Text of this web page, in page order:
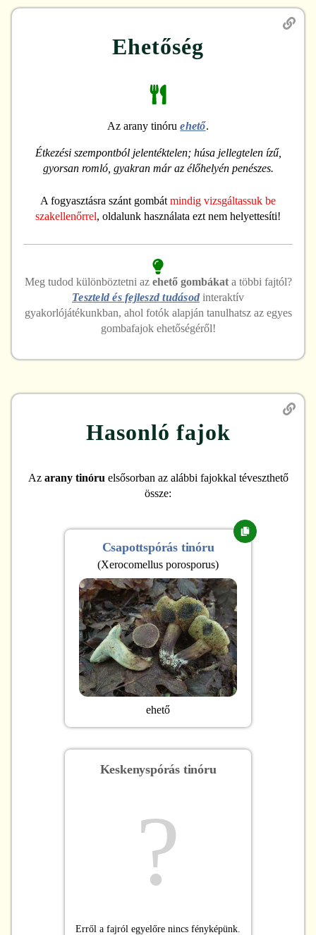
Ehetőség
Az arany tinóruehető.
Étkezési szempontból jelentéktelen; húsa jellegtelen ízű,
gyorsan romló, gyakran már az élőhelyén penészes.
A fogyasztásra szánt gombát mindig vizsgáltassuk be
szakellenőrrel, oldalunk használata ezt nem helyettesíti!
Meg tudod különböztetni az ehetőgombákata többi fajtól?
Teszteld és fejleszd tudásod interaktív
gyakorlójátékunkban, ahol fotók alapján tanulhatsz az egyes
gombafajok ehetőségéről!
Hasonló fajok
Az arany tinóru elsősorban az alábbi fajokkal téveszthető
össze:
Csapottspórás tinóru
(Xerocomellus porosporus)
ehető
Keskenyspórás tinóru
?
Erről a fajról egyelőre nincs fényképünk.